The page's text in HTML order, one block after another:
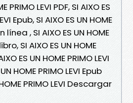
PRIMO LEVI PDF, SI AIXO ES
Epub, SI AIXO ES UN HOME
línea , SI AIXO ES UN HOME
SI AIXO ES UN HOME
ES UN HOME PRIMO LEVI
HOME PRIMO LEVI Epub
PRIMO LEVI Descargar